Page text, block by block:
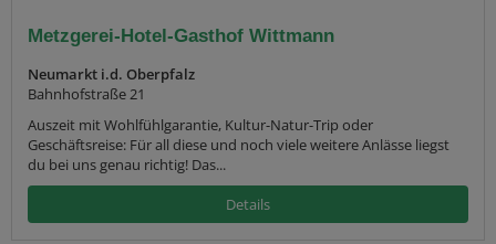
Metzgerei-Hotel-Gasthof Wittmann
Neumarkt i.d. Oberpfalz
Bahnhofstraße 21
Auszeit mit Wohlfühlgarantie, Kultur-Natur-Trip oder
Geschäftsreise: Für all diese und noch viele weitere Anlässe liegst
du bei uns genau richtig! Das...
Details